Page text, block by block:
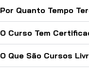
Por Quanto Tempo
O Curso Tem
O Que São Cursos